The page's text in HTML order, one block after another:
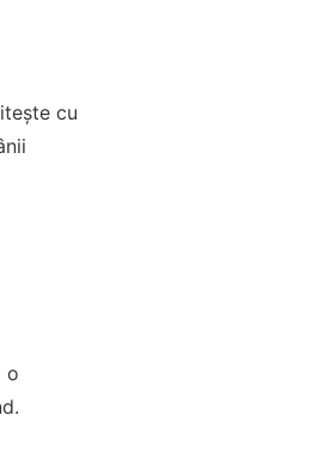
cu
o